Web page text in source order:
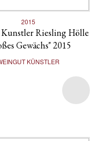
2015
Riesling Hölle
Gewächs" 2015
KÜNSTLER